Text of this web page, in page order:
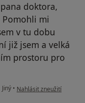
doktora,
Pomohli mi
v tu dobu
již jsem a velká
prostoru pro
Jiný • podle názoru uživatele
Nahlásit zneužití